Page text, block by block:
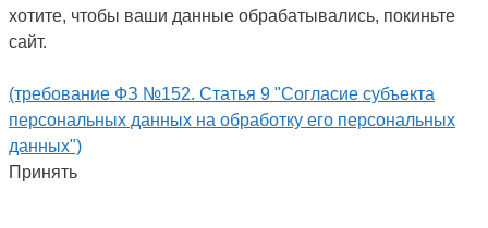
хотите, чтобы ваши данные обрабатывались, покиньте
сайт.
(требование ФЗ №152. Статья 9 "Согласие субъекта
персональных данных на обработку его персональных
данных")
Принять